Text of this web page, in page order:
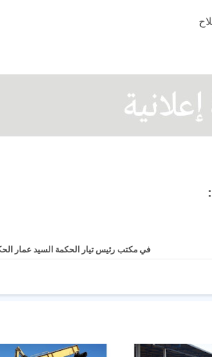
في مكتب رئيس تيار الحكمة السيد عمار